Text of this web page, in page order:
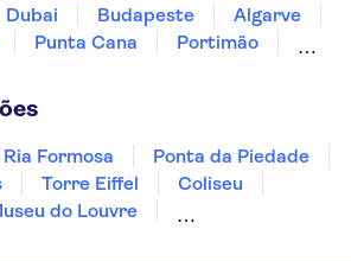
Dubai Budapeste
Algarve
Punta Cana
Portimão
Ria Formosa
Ponta da Piedade
Torre Eiffel
Coliseu
do Louvre